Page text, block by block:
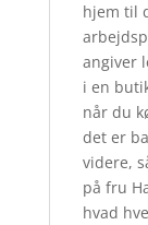
hjem til
angiver
i en
når du
det er
videre,
på fru
hvad